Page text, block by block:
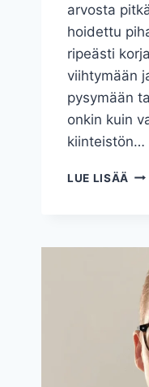
arvosta
hoidettu
ripeästi
viihtymään
pysymään
onkin kuin
kiinteistön…
LUE LISÄÄ